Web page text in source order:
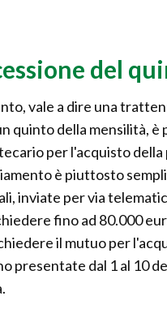
del
vale a dire una
quinto della mensilità,
per l'acquisto
è piuttosto
inviate per via
fino ad 80.000
il mutuo per
presentate dal 1 al 10